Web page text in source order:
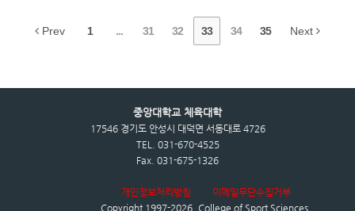
Prev 1 ... 31 32 33 34 35 Next
중앙대학교 체육대학
17546 경기도 안성시 대덕면 서동대로 4726
TEL. 031-670-4525
Fax. 031-675-1326
개인정보처리방침
이메일무단수집거부
Copyright 1997-2026. College of Sport Sciences,